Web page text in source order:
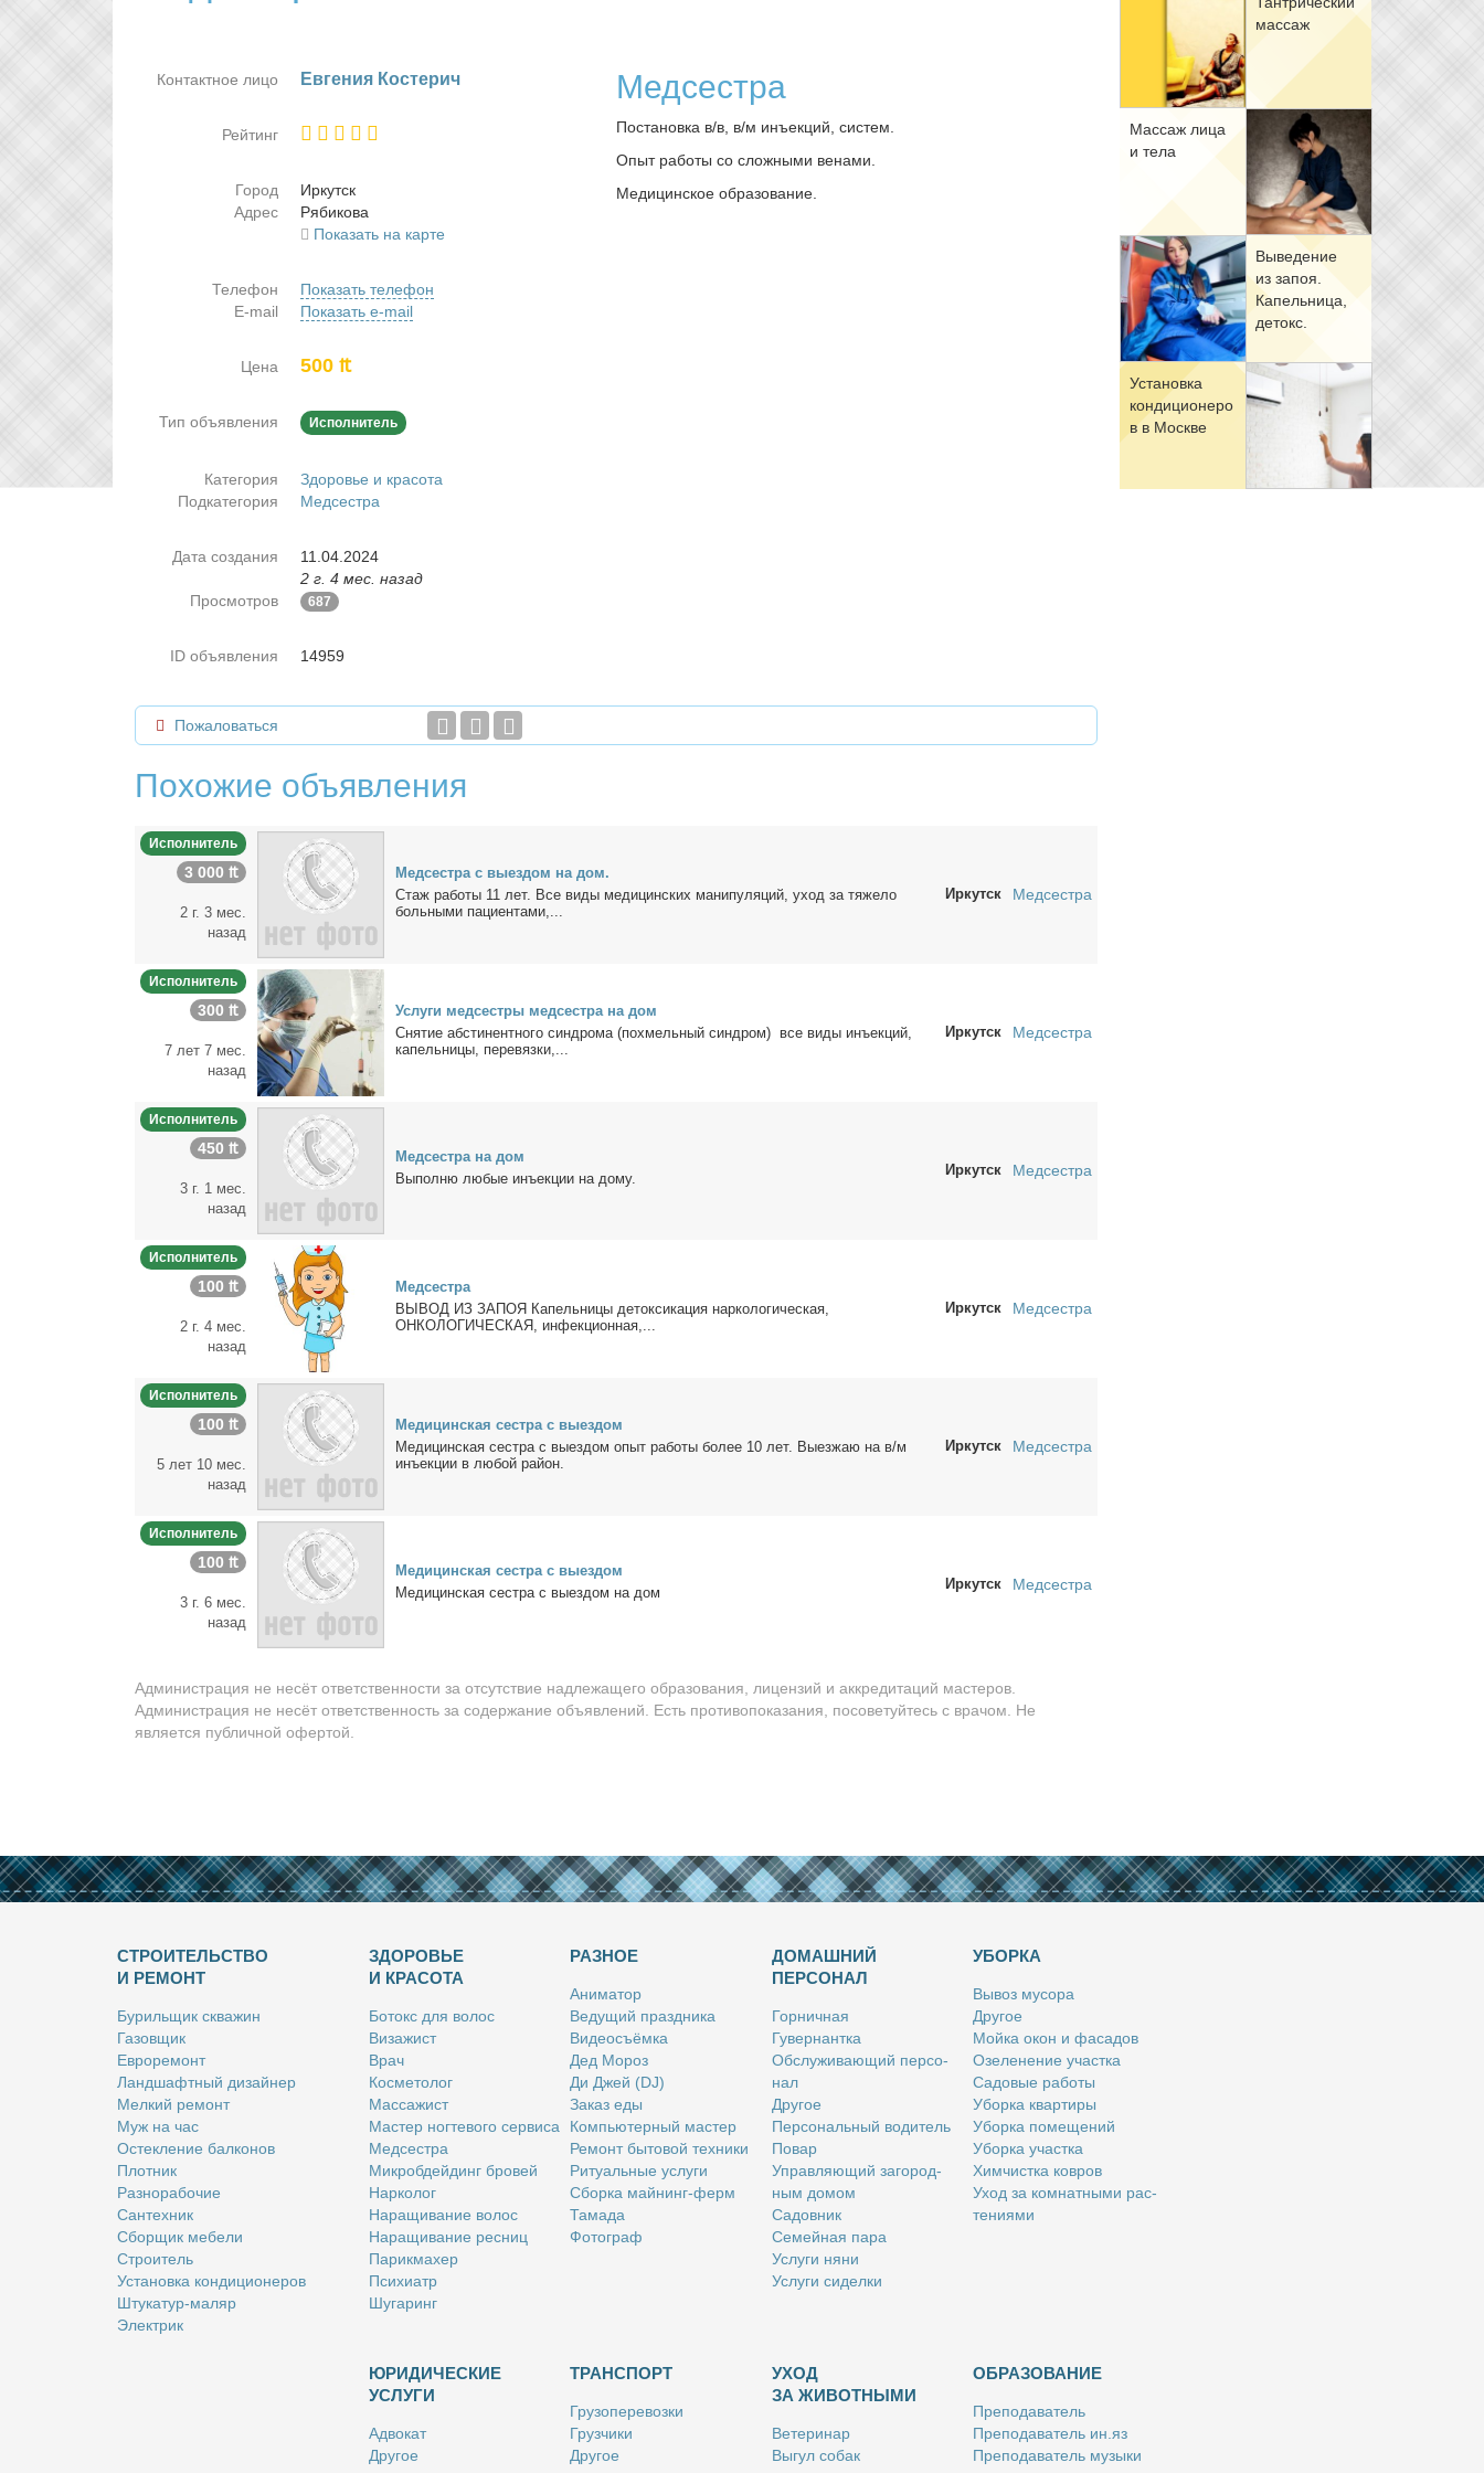
мас­саж
Мас­саж ли­ца
и те­ла
Вы­ве­де­ние
из за­поя.
Ка­пель­ни­ца,
де­токс.
Уста­нов­ка
кон­ди­ци­о­не­ро
в в Москве
Медсестра
Постановка в/в, в/м инъекций, систем.
Опыт работы со сложными венами.
Медицинское образование.
Контактное лицо Ев­ге­ния Ко­сте­рич
Рейтинг
Город
Ир­кутск
Адрес
Ря­би­ко­ва
Показать на карте
Телефон
Показать телефон
E-mail
Показать e-mail
Цена 500 ₶
Тип объявления Исполнитель
Категория
Здоровье и красота
Подкатегория
Медсестра
Дата создания
11.04.2024
2 г. 4 мес. назад
Просмотров
687
ID объявления 14959
Пожаловаться
Похожие объявления
Исполнитель
3 000 ₶
2 г. 3 мес.
назад
Мед­сест­ра с вы­ез­дом на дом.
Стаж ра­бо­ты 11 лет. Все ви­ды ме­ди­цин­ских ма­ни­пу­ля­ций, уход за тя­же­ло
боль­ны­ми па­ци­ен­та­ми,...
Иркутск Медсестра
Исполнитель
300 ₶
7 лет 7 мес.
назад
Услу­ги мед­сест­ры мед­сест­ра на дом
Сня­тие аб­сти­нент­но­го син­дро­ма (по­хмель­ный син­дром) все ви­ды инъ­ек­ций,
ка­пель­ни­цы, пе­ре­вяз­ки,...
Иркутск Медсестра
Исполнитель
450 ₶
3 г. 1 мес.
назад
Мед­сест­ра на дом
Вы­пол­ню лю­бые инъ­ек­ции на до­му.
Иркутск Медсестра
Исполнитель
100 ₶
2 г. 4 мес.
назад
Мед­сест­ра
ВЫВОД ИЗ ЗАПОЯ Ка­пель­ни­цы де­ток­си­ка­ция нар­ко­ло­ги­че­ская,
ОНКОЛОГИЧЕСКАЯ, ин­фек­ци­он­ная,...
Иркутск Медсестра
Исполнитель
100 ₶
5 лет 10 мес.
назад
Ме­ди­цин­ская сест­ра с вы­ез­дом
Ме­ди­цин­ская сест­ра с вы­ез­дом опыт ра­бо­ты бо­лее 10 лет. Вы­ез­жаю на в/м
инъ­ек­ции в лю­бой рай­он.
Иркутск Медсестра
Исполнитель
100 ₶
3 г. 6 мес.
назад
Ме­ди­цин­ская сест­ра с вы­ез­дом
Ме­ди­цин­ская сест­ра с вы­ез­дом на дом
Иркутск Медсестра
Администрация не несёт ответственности за отсутствие надлежащего образования, лицензий и аккредитаций мастеров.
Администрация не несёт ответственность за содержание объявлений. Есть противопоказания, посоветуйтесь с врачом. Не
является публичной офертой.
СТРОИТЕЛЬСТВО
И РЕМОНТ
Бу­риль­щик сква­жин
Га­зов­щик
Ев­ро­ре­монт
Ланд­шафт­ный ди­зай­нер
Мел­кий ре­монт
Муж на час
Остек­ле­ние бал­ко­нов
Плот­ник
Раз­но­ра­бо­чие
Сан­тех­ник
Сбор­щик ме­бе­ли
Стро­и­тель
Уста­нов­ка кон­ди­ци­о­не­ров
Шту­ка­тур-ма­ляр
Элек­трик
ЗДОРОВЬЕ
И КРАСОТА
Бо­токс для во­лос
Ви­за­жист
Врач
Кос­ме­то­лог
Мас­са­жист
Ма­стер ног­те­во­го сер­ви­са
Мед­сест­ра
Мик­роб­дей­динг бро­вей
Нар­ко­лог
На­ра­щи­ва­ние во­лос
На­ра­щи­ва­ние рес­ниц
Па­рик­махер
Пси­хи­атр
Шу­га­ринг
РАЗНОЕ
Ани­ма­тор
Ве­ду­щий празд­ни­ка
Ви­део­съём­ка
Дед Мо­роз
Ди Джей (DJ)
За­каз еды
Ком­пью­тер­ный ма­стер
Ре­монт бы­то­вой тех­ни­ки
Ри­ту­аль­ные услу­ги
Сбор­ка май­нинг-ферм
Та­ма­да
Фо­то­граф
ДОМАШНИЙ
ПЕРСОНАЛ
Гор­нич­ная
Гу­вер­нант­ка
Об­слу­жи­ва­ю­щий пер­со­
нал
Дру­гое
Пер­со­наль­ный во­ди­тель
По­вар
Управ­ля­ю­щий за­го­род­
ным до­мом
Са­дов­ник
Се­мей­ная па­ра
Услу­ги ня­ни
Услу­ги си­дел­ки
УБОРКА
Вы­воз му­со­ра
Дру­гое
Мой­ка окон и фа­са­дов
Озе­ле­не­ние участ­ка
Са­до­вые ра­бо­ты
Убор­ка квар­ти­ры
Убор­ка по­ме­ще­ний
Убор­ка участ­ка
Хим­чист­ка ков­ров
Уход за ком­нат­ны­ми рас­
те­ни­я­ми
ЮРИДИЧЕСКИЕ
УСЛУГИ
Адво­кат
Дру­гое
ТРАНСПОРТ
Гру­зо­пе­ре­воз­ки
Груз­чи­ки
Дру­гое
УХОД
ЗА ЖИВОТНЫМИ
Ве­те­ри­нар
Вы­гул со­бак
ОБРАЗОВАНИЕ
Пре­по­да­ва­тель
Пре­по­да­ва­тель ин.яз
Пре­по­да­ва­тель му­зы­ки